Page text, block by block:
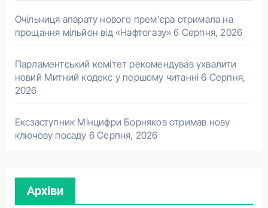
Очільниця апарату нового прем’єра отримала на
прощання мільйон від «Нафтогазу» 6 Серпня, 2026
Парламентський комітет рекомендував ухвалити
новий Митний кодекс у першому читанні 6 Серпня,
2026
Ексзаступник Мінцифри Борняков отримав нову
ключову посаду 6 Серпня, 2026
Архіви